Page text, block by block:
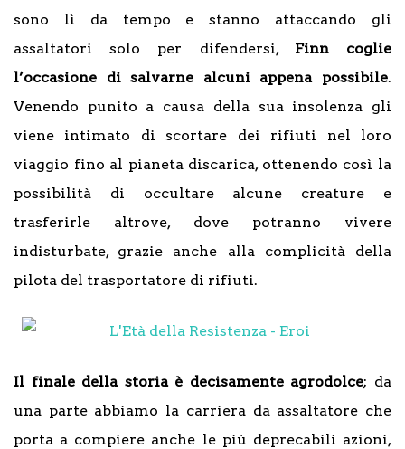
sono lì da tempo e stanno attaccando gli
assaltatori solo per difendersi, Finn coglie
l’occasione di salvarne alcuni appena possibile.
Venendo punito a causa della sua insolenza gli
viene intimato di scortare dei rifiuti nel loro
viaggio fino al pianeta discarica, ottenendo così la
possibilità di occultare alcune creature e
trasferirle altrove, dove potranno vivere
indisturbate, grazie anche alla complicità della
pilota del trasportatore di rifiuti.
Il finale della storia è decisamente agrodolce; da
una parte abbiamo la carriera da assaltatore che
porta a compiere anche le più deprecabili azioni,